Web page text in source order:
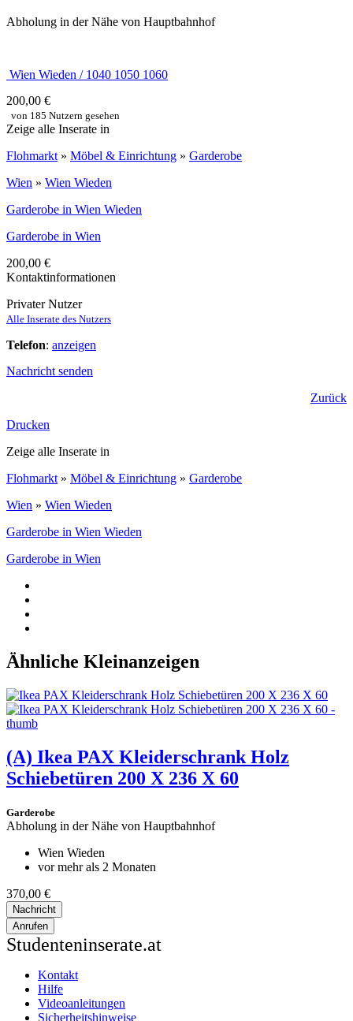
Abholung in der Nähe von Hauptbahnhof
Wien Wieden / 1040 1050 1060
200,00 €
von 185 Nutzern gesehen
Zeige alle Inserate in
Flohmarkt » Möbel & Einrichtung » Garderobe
Wien » Wien Wieden
Garderobe in Wien Wieden
Garderobe in Wien
200,00 €
Kontaktinformationen
Privater Nutzer
Alle Inserate des Nutzers
Telefon: anzeigen
Nachricht senden
Zurück
Drucken
Zeige alle Inserate in
Flohmarkt » Möbel & Einrichtung » Garderobe
Wien » Wien Wieden
Garderobe in Wien Wieden
Garderobe in Wien
Ähnliche Kleinanzeigen
(A) Ikea PAX Kleiderschrank Holz
Schiebetüren 200 X 236 X 60
Garderobe
Abholung in der Nähe von Hauptbahnhof
Wien Wieden
vor mehr als 2 Monaten
370,00 €
Nachricht
Anrufen
Studenteninserate.at
Kontakt
Hilfe
Videoanleitungen
Sicherheitshinweise